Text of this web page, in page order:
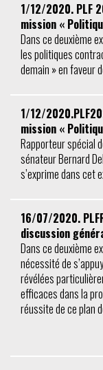
1/12/2020. PLF
mission «
Dans ce deuxième
les politiques
demain » en faveur
1/12/
mission «
Rapporteur spécial
sénateur Bernard
s’exprime dans cet
16/07/2020.
discussion
Dans ce deuxième
nécessité de
révélées
efficaces dans la
réussite de ce plan